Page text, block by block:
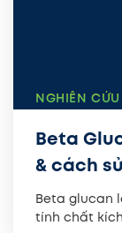
NGHIÊN CỨU
Beta
& cách
Beta glucan
tính chất